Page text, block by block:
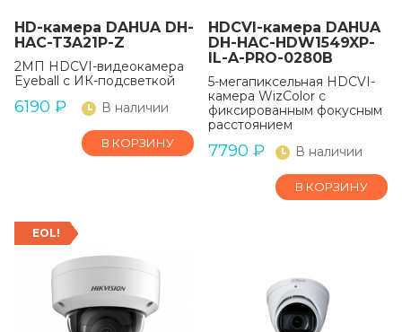
HD-камера DAHUA DH-
HAC-T3A21P-Z
2МП HDCVI-видеокамера
Eyeball с ИК-подсветкой
6190 ₽ В наличии
В КОРЗИНУ
HDCVI-камера DAHUA
DH-HAC-HDW1549XP-
IL-A-PRO-0280B
5-мегапиксельная HDCVI-
камера WizColor с
фиксированным фокусным
расстоянием
7790 ₽ В наличии
В КОРЗИНУ
EOL!